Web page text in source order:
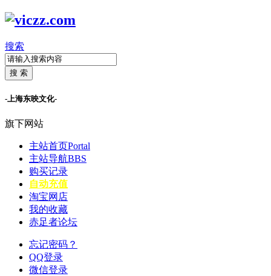
搜索
搜 索
-上海东映文化-
旗下网站
主站首页Portal
主站导航BBS
购买记录
自动充值
淘宝网店
我的收藏
赤足者论坛
忘记密码？
QQ登录
微信登录